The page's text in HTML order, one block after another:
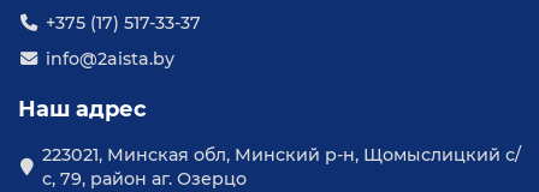
+375 (17) 517-33-37
info@2aista.by
Наш адрес
223021, Минская обл, Минский р-н, Щомыслицкий с/
с, 79, район аг. Озерцо